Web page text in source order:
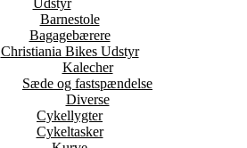
Udstyr
Barnestole
Bagagebærere
Christiania Bikes Udstyr
Kalecher
Sæde og fastspændelse
Diverse
Cykellygter
Cykeltasker